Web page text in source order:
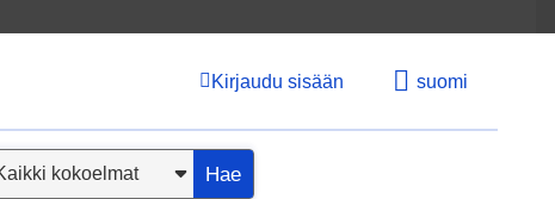
Kirjaudu sisään suomi
Hae